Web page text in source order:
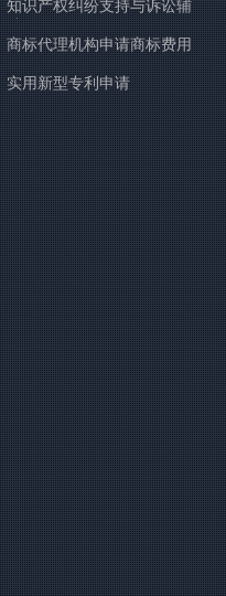
知识产权纠纷支持与诉讼辅
助
商标代理机构申请商标费用
实用新型专利申请